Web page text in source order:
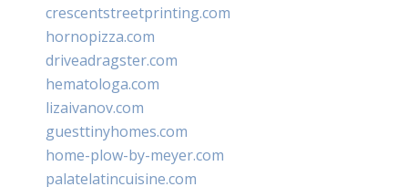
crescentstreetprinting.com
hornopizza.com
driveadragster.com
hematologa.com
lizaivanov.com
guesttinyhomes.com
home-plow-by-meyer.com
palatelatincuisine.com